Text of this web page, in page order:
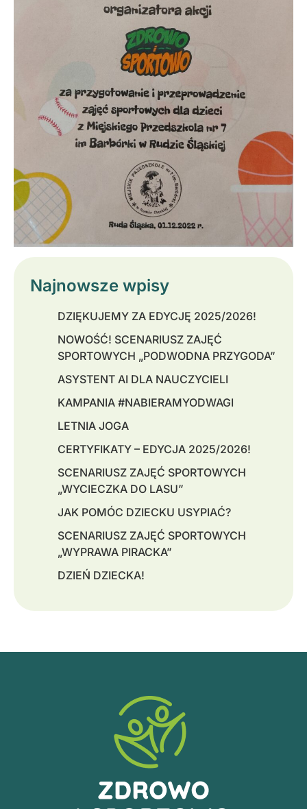
Najnowsze wpisy
DZIĘKUJEMY ZA EDYCJĘ 2025/2026!
NOWOŚĆ! SCENARIUSZ ZAJĘĆ
SPORTOWYCH „PODWODNA PRZYGODA”
ASYSTENT AI DLA NAUCZYCIELI
KAMPANIA #NABIERAMYODWAGI
LETNIA JOGA
CERTYFIKATY – EDYCJA 2025/2026!
SCENARIUSZ ZAJĘĆ SPORTOWYCH
„WYCIECZKA DO LASU”
JAK POMÓC DZIECKU USYPIAĆ?
SCENARIUSZ ZAJĘĆ SPORTOWYCH
„WYPRAWA PIRACKA”
DZIEŃ DZIECKA!